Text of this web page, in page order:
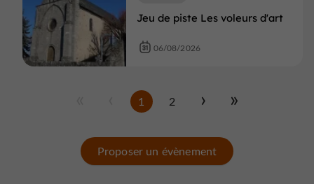
Jeu de piste Les voleurs d'art
06/08/2026
1 2
Proposer un évènement